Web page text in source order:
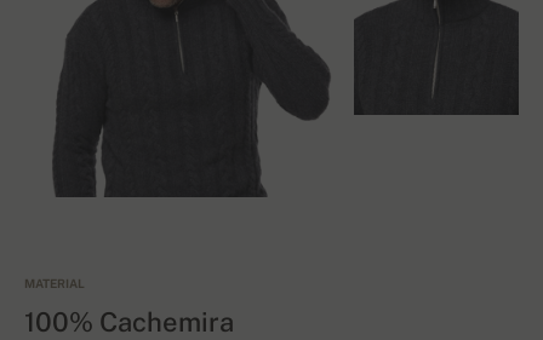
MATERIAL
100% Cachemira